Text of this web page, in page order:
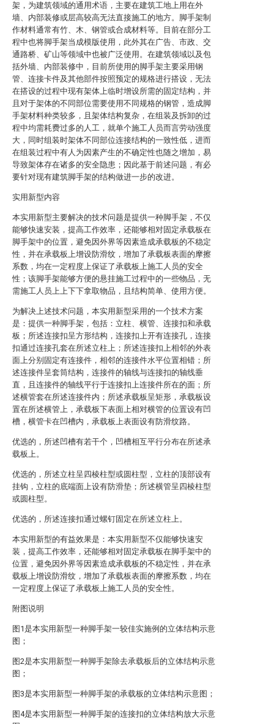
架，为建筑领域的通用术语，主要在建筑工地上用在外
墙、内部装修或层高较高无法直接施工的地方。脚手架制
作材料通常有竹、木、钢管或合成材料等。目前在部分工
程中也将脚手架当成模版使用，此外其在广告、市政、交
通路桥、矿山等领域中也被广泛使用。在建筑领域以及包
括外墙、内部装修中，目前所使用的脚手架主要采用钢
管、连接卡件及其他部件按照预定的规格进行搭设，无法
在搭设的过程中现有架体上临时增设所需的固定结构，并
且对于架体的不同部位需要使用不同规格的钢管，造成脚
手架材料种类较多，且架体结构复杂，在组装及拆卸的过
程中均需耗费过多的人工，就单个施工人员而言劳动强度
大，同时组装时架体不同部位连接结构的一致性低，进而
在组装过程中有人为因素产生的不确定性也随之增加，易
导致架体存在诸多的安全隐患；因此基于前述问题，有必
要针对现有建筑脚手架的结构做进一步的改进。
实用新型内容
本实用新型主要解决的技术问题是提供一种脚手架，不仅
能够快速安装，提高工作效率，还能够相对固定承载板在
脚手架中的位置，避免因外界等因素造成承载板的不稳定
性，并在承载板上增设防滑纹，增加了承载板表面的摩擦
系数，均在一定程度上保证了承载板上施工人员的安全
性；该脚手架能够方便的悬挂施工过程中的一些物品，无
需施工人员上上下下拿取物品，且结构简单、使用方便。
为解决上述技术问题，本实用新型采用的一个技术方案
是：提供一种脚手架，包括：立柱、横管、连接扣和承载
板；所述连接扣呈方形结构，连接扣上开有连接孔，连接
扣通过连接孔套在所述立柱上；所述连接扣上相邻的外表
面上分别固定有连接件，相邻的连接件水平位置相错；所
述连接件呈套筒结构，连接件的轴线与连接扣的轴线垂
直，且连接件的轴线平行于连接扣上连接件所在的面；所
述横管套在所述连接件内；所述承载板呈矩形，承载板设
置在所述横管上，承载板下表面上相对横管的位置设有凹
槽，横管卡在凹槽内，承载板上表面设有防滑纹路。
优选的，所述凹槽有若干个，凹槽相互平行分布在所述承
载板上。
优选的，所述立柱呈四棱柱型或圆柱型，立柱的顶部设有
挂钩，立柱的底端面上设有防滑垫；所述横管呈四棱柱型
或圆柱型。
优选的，所述连接扣通过螺钉固定在所述立柱上。
本实用新型的有益效果是：本实用新型不仅能够快速安
装，提高工作效率，还能够相对固定承载板在脚手架中的
位置，避免因外界等因素造成承载板的不稳定性，并在承
载板上增设防滑纹，增加了承载板表面的摩擦系数，均在
一定程度上保证了承载板上施工人员的安全性。
附图说明
图1是本实用新型一种脚手架一较佳实施例的立体结构示意
图；
图2是本实用新型一种脚手架除去承载板后的立体结构示意
图；
图3是本实用新型一种脚手架的承载板的立体结构示意图；
图4是本实用新型一种脚手架的连接扣的立体结构放大示意